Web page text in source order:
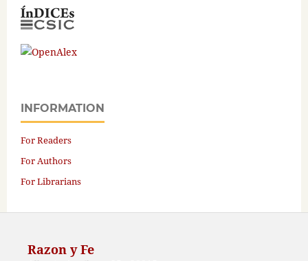
INFORMATION
For Readers
For Authors
For Librarians
Razon y Fe